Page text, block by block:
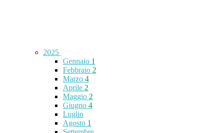
2025
Gennaio 1
Febbraio 2
Marzo 4
Aprile 2
Maggio 2
Giugno 4
Luglio
Agosto 1